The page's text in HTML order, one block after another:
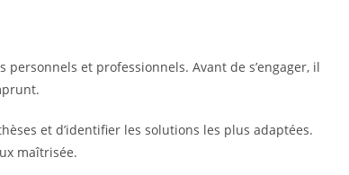
et professionnels. Avant de s’engager, il
et d’identifier les solutions les plus adaptées.
maîtrisée.